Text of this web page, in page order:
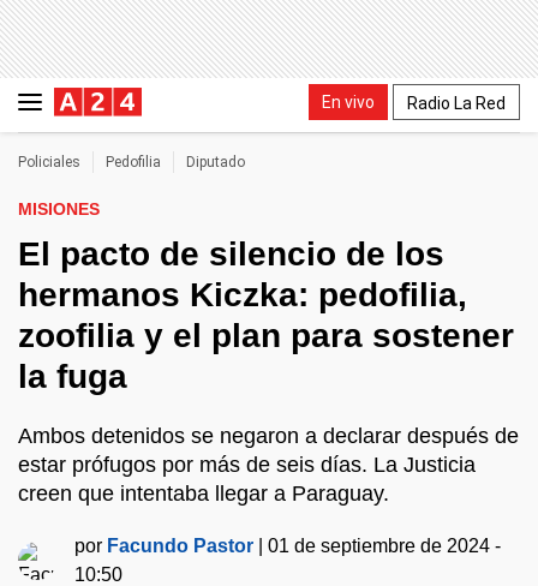
En vivo Radio La Red
Policiales Pedofilia Diputado
MISIONES
El pacto de silencio de los
hermanos Kiczka: pedofilia,
zoofilia y el plan para sostener
la fuga
Ambos detenidos se negaron a declarar después de
estar prófugos por más de seis días. La Justicia
creen que intentaba llegar a Paraguay.
por Facundo Pastor |01 de septiembre de 2024 -
10:50